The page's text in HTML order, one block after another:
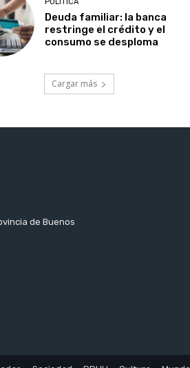
Deuda familiar: la banca
restringe el crédito y el
consumo se desploma
Cargar más
de Buenos